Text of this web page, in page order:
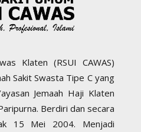
Klaten (RSUI CAWAS)
Sakit Swasta Tipe C yang
Jemaah Haji Klaten
Berdiri dan secara
15 Mei 2004. Menjadi